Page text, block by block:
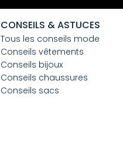
CONSEILS & ASTUCES
Tous les conseils mode
Conseils vêtements
Conseils bijoux
Conseils chaussures
Conseils sacs